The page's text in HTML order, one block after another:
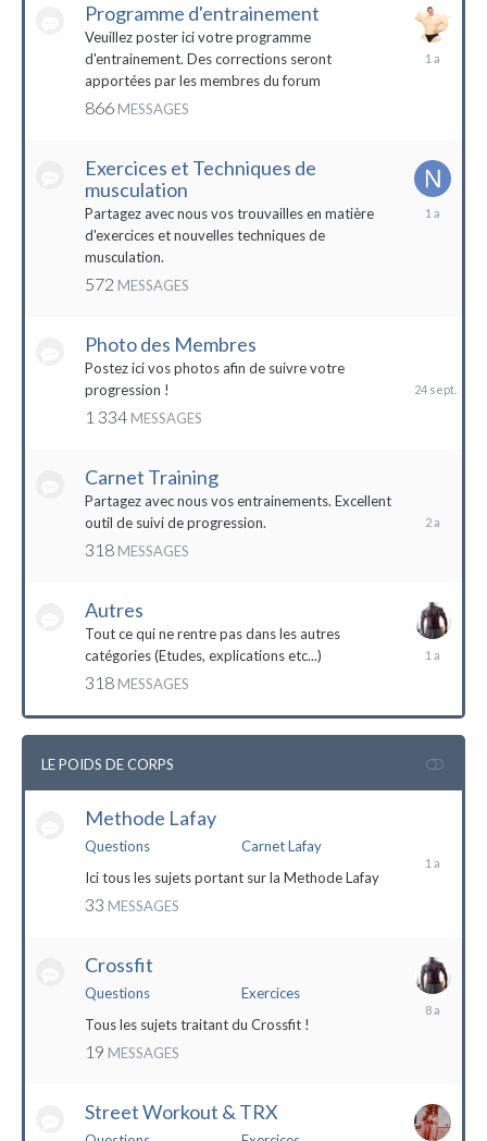
Programme d'entrainement
Veuillez poster ici votre programme
d'entrainement. Des corrections seront
apportées par les membres du forum
866 MESSAGES
20
Exercices et Techniques de
musculation
Partagez avec nous vos trouvailles en matière
d'exercices et nouvelles techniques de
musculation.
572 MESSAGES
25
Photo des Membres
Postez ici vos photos afin de suivre votre
progression !
1 334 MESSAGES
2023
Carnet Training
Partagez avec nous vos entrainements. Excellent
outil de suivi de progression.
318 MESSAGES
2022
Autres
Tout ce qui ne rentre pas dans les autres
catégories (Etudes, explications etc...)
318 MESSAGES
10
LE POIDS DE CORPS
Methode Lafay
Questions
Carnet Lafay
Ici tous les sujets portant sur la Methode Lafay
33 MESSAGES
2023
Crossfit
Questions
Exercices
Tous les sujets traitant du Crossfit !
19 MESSAGES
27
Street Workout & TRX